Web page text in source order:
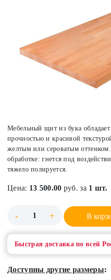
Мебельный щит из бука
прочностью и красивой
желтым или сероватым оттенком.
обработке: гнется под
тяжело полируется.
Цена: 13 500.00 руб. за 1 шт.
- + В
Быстрая доставка по всей
Доступны другие размеры: